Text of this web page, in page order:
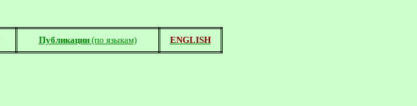
Публикации(по языкам) ENGLISH